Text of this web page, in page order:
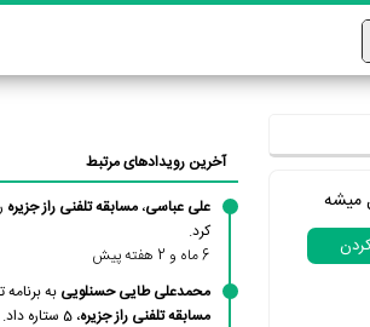
میشه
آخرین رویدادهای مرتبط
علی عباسی، مسابقه تلفنی راز جزیره
کرد.
6 ماه و 2 هفته پیش
محمدعلی طایی حسنلوییبه برنامه
مسابقه تلفنی راز جزیره، 5 ستاره داد.